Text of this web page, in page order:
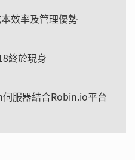
效率及管理優勢
終於現身
服器結合Robin.io平台